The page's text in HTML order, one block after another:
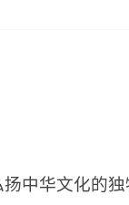
中华文化的